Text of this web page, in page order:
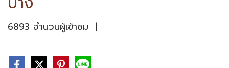
6893 จำนวนผู้เข้าชม |